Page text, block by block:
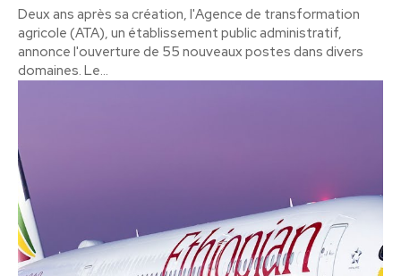
Deux ans après sa création, l'Agence de transformation
agricole (ATA), un établissement public administratif,
annonce l'ouverture de 55 nouveaux postes dans divers
domaines. Le...